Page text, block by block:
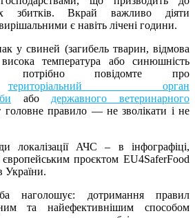
збитків. Вкрай важливо діяти
є навіть лічені години.
у свиней (загибель тварин, відмова
температура або синюшність
потрібно повідомте про
територіальний орган
або державного ветеринарного
правило — не зволікати і не
локалізації АЧС – в інфографіці,
європейським проєктом EU4SaferFood
України.
наголошує: дотримання правил
та найефективнішим способом